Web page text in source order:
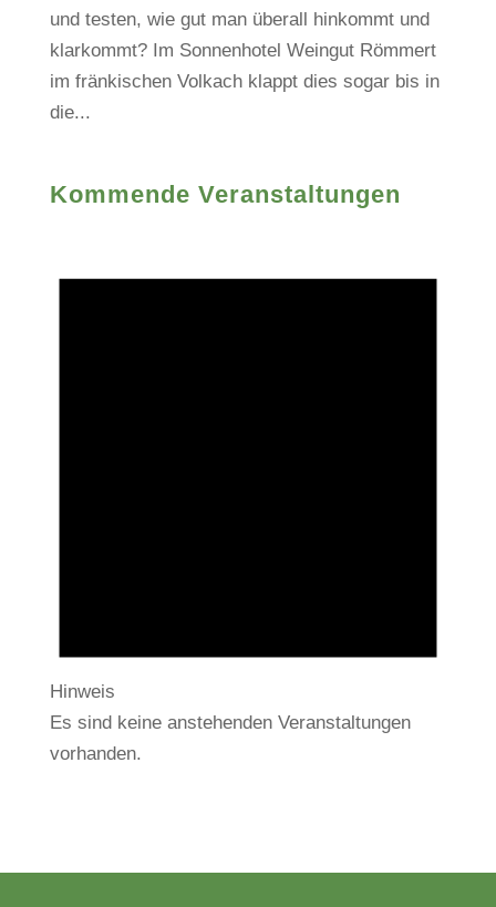
und testen, wie gut man überall hinkommt und
klarkommt? Im Sonnenhotel Weingut Römmert
im fränkischen Volkach klappt dies sogar bis in
die...
Kommende Veranstaltungen
Hinweis
Es sind keine anstehenden Veranstaltungen
vorhanden.